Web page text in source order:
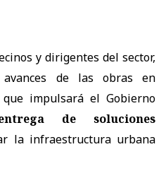
y dirigentes del sector,
avances de las obras en
impulsará el Gobierno
de soluciones
la infraestructura urbana